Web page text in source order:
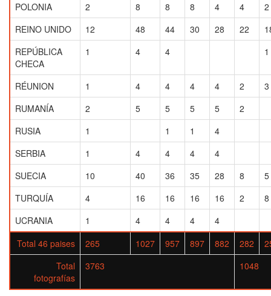
POLONIA 2 8 8 8 4 4
2
REINO UNIDO
12 48 44 30 28 22
REPÚBLICA
CHECA
1 4 4 1
RÉUNION 1 4 4 4 4 2
3
RUMANÍA
2 5 5 5 5
2
RUSIA
1 1 1
4
SERBIA
1 4 4 4
4
SUECIA
10 40 36 35 28 8
5
TURQUÍA
4 16 16 16 16 2
8
UCRANIA
1 4 4 4
4
Total 46 paises
265 1027 957 897 882 282
Total
fotografías
3763 1048